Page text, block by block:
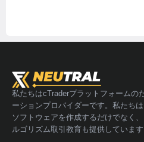
私たちはcTraderプラットフォームの
ーションプロバイダーです。私たち
ソフトウェアを作成するだけでなく
ルゴリズム取引教育も提供しています